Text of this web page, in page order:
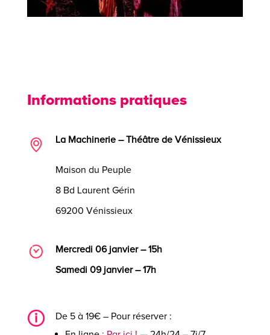
Informations pratiques
La Machinerie – Théâtre de Vénissieux
Maison du Peuple
8 Bd Laurent Gérin
69200 Vénissieux
Mercredi 06 janvier – 15h
Samedi 09 janvier – 17h
De 5 à 19€ – Pour réserver :